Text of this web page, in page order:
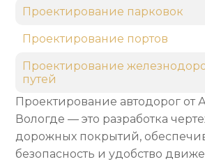
Проектирование автодорог от
Вологде — это разработка
дорожных покрытий,
безопасность и удобство
Проектирование парковок
Проектирование портов
Проектирование
путей